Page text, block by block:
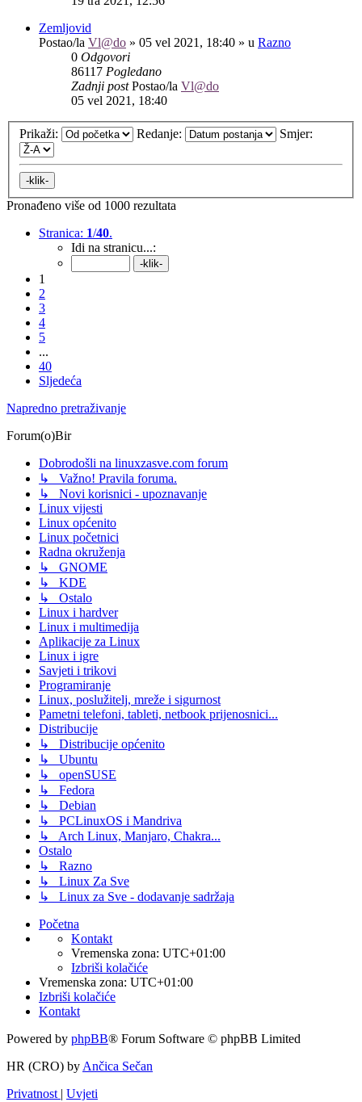
Zemljovid
Postao/la Vl@do » 05 vel 2021, 18:40 » u Razno
0 Odgovori
86117 Pogledano
Zadnji postPostao/la Vl@do
05 vel 2021, 18:40
Prikaži: Redanje: Smjer:
Pronađeno više od 1000 rezultata
Stranica: 1/40.
Idi na stranicu...:
1
2
3
4
5
...
40
Sljedeća
Napredno pretraživanje
Forum(o)Bir
Dobrodošli na linuxzasve.com forum
↳ Važno! Pravila foruma.
↳ Novi korisnici - upoznavanje
Linux vijesti
Linux općenito
Linux početnici
Radna okruženja
↳ GNOME
↳ KDE
↳ Ostalo
Linux i hardver
Linux i multimedija
Aplikacije za Linux
Linux i igre
Savjeti i trikovi
Programiranje
Linux, poslužitelj, mreže i sigurnost
Pametni telefoni, tableti, netbook prijenosnici...
Distribucije
↳ Distribucije općenito
↳ Ubuntu
↳ openSUSE
↳ Fedora
↳ Debian
↳ PCLinuxOS i Mandriva
↳ Arch Linux, Manjaro, Chakra...
Ostalo
↳ Razno
↳ Linux Za Sve
↳ Linux za Sve - dodavanje sadržaja
Početna
Kontakt
Vremenska zona: UTC+01:00
Izbriši kolačiće
Vremenska zona: UTC+01:00
Izbriši kolačiće
Kontakt
Powered by phpBB® Forum Software © phpBB Limited
HR (CRO) byAnčica Sečan
Privatnost
Uvjeti